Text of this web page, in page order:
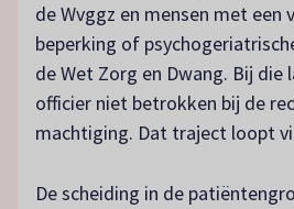
de Wvggz en mensen met een
beperking of
de Wet Zorg en Dwang. Bij die
officier niet betrokken bij de
machtiging. Dat traject loopt
De scheiding in de